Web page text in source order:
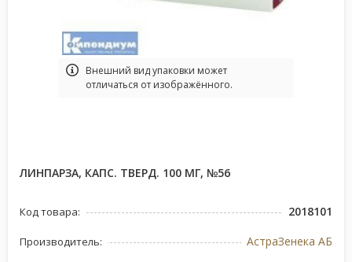
Bнешний вид упаковки может
отличаться от изображённого.
ЛИНПАРЗА, КАПС. ТВЕРД. 100 МГ, №56
Код товара: 2018101
Производитель: АстраЗенека АБ